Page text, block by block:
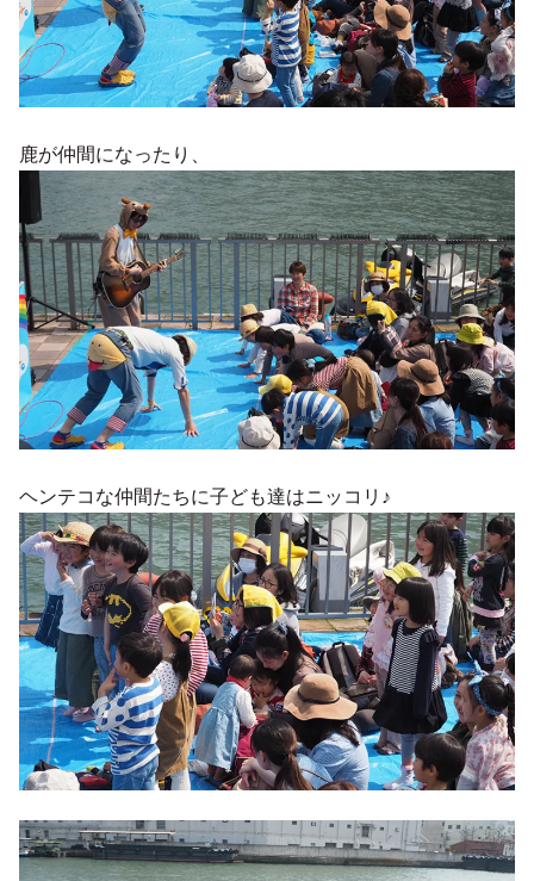
鹿が仲間になったり、
ヘンテコな仲間たちに子ども達はニッコリ♪